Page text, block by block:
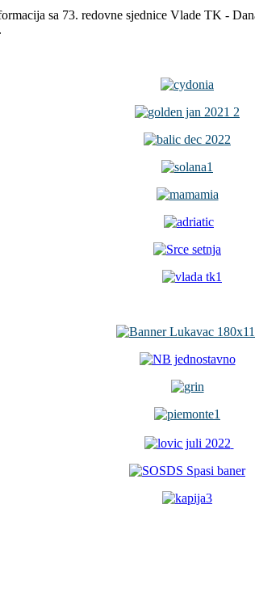
sa 73. redovne sjednice Vlade TK -